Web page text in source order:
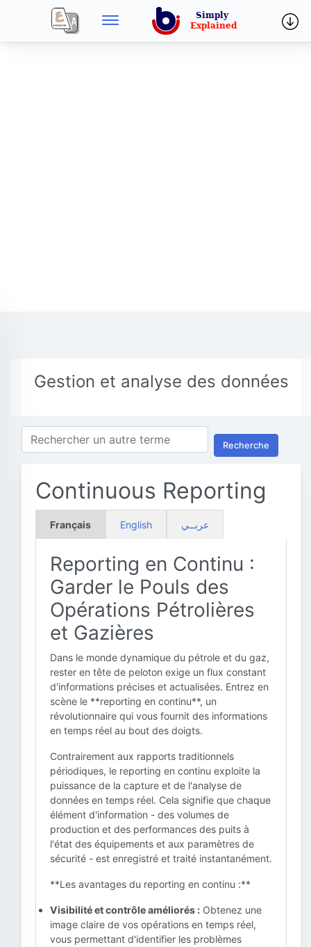
Gestion et analyse des données
Recherche
Continuous Reporting
Français English عربــي
Reporting en Continu :
Garder le Pouls des
Opérations Pétrolières
et Gazières
Dans le monde dynamique du pétrole et du gaz,
rester en tête de peloton exige un flux constant
d'informations précises et actualisées. Entrez en
scène le **reporting en continu**, un
révolutionnaire qui vous fournit des informations
en temps réel au bout des doigts.
Contrairement aux rapports traditionnels
périodiques, le reporting en continu exploite la
puissance de la capture et de l'analyse de
données en temps réel. Cela signifie que chaque
élément d'information - des volumes de
production et des performances des puits à
l'état des équipements et aux paramètres de
sécurité - est enregistré et traité instantanément.
**Les avantages du reporting en continu :**
Visibilité et contrôle améliorés : Obtenez une
image claire de vos opérations en temps réel,
vous permettant d'identifier les problèmes